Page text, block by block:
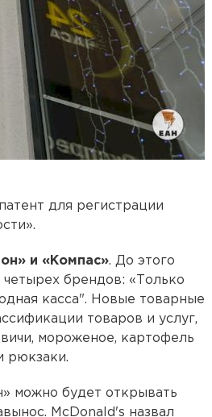
для регистрации
и «Компас». До этого
брендов: «Только
касса". Новые товарные
товаров и услуг,
мороженое, картофель
рюкзаки.
можно будет открывать
McDonald's назвал